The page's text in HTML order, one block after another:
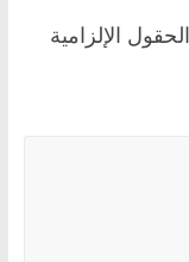
الحقول الإلزامية